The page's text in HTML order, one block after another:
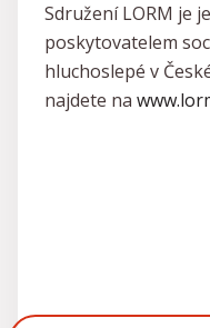
Sdružení LORM je
poskytovatelem
hluchoslepé v
najdete na